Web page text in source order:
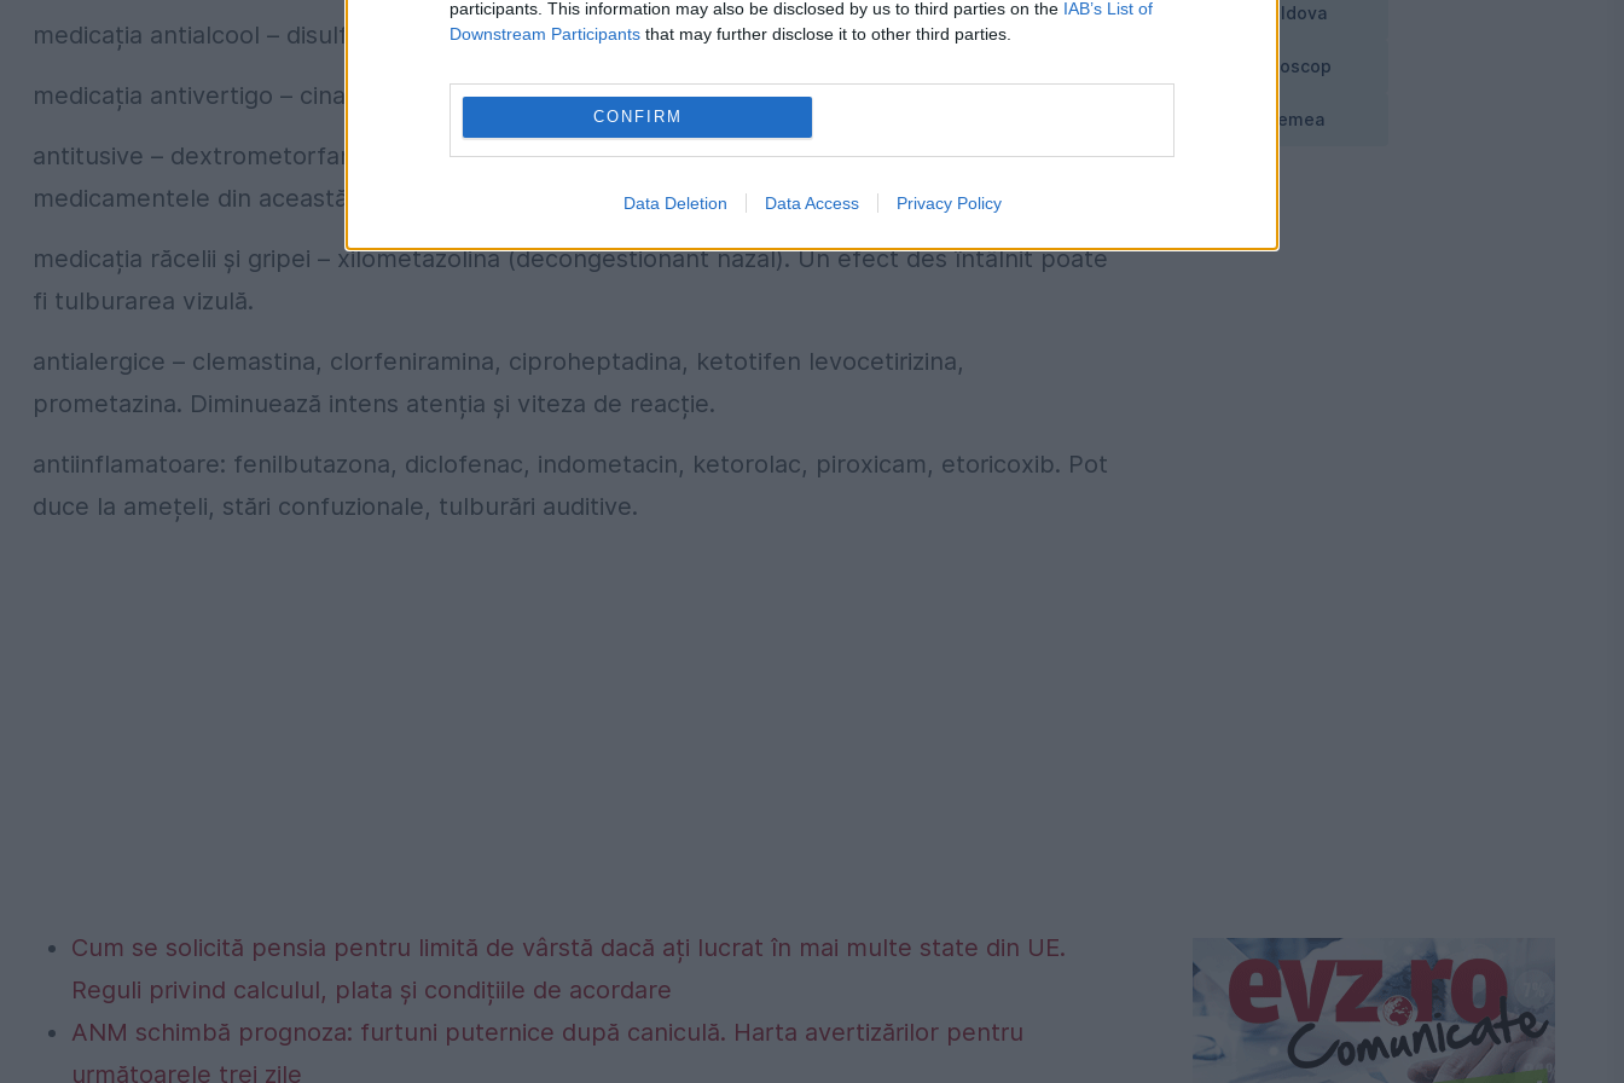
participants. This information may also be disclosed by us to third parties on the IAB’s List of
Downstream Participants that may further disclose it to other third parties.
CONFIRM
Data Deletion Data Access Privacy Policy
medicația antialcool – disulfiram
medicația antivertigo – cinarizina
antitusive – dextrometorfan. Aici ar trebui acordată o atenție deosebită, întrucât
medicamentele din această clasă pot conține alcool
medicația răcelii și gripei – xilometazolina (decongestionant nazal). Un efect des întâlnit poate
fi tulburarea vizulă.
antialergice – clemastina, clorfeniramina, ciproheptadina, ketotifen levocetirizina,
prometazina. Diminuează intens atenția și viteza de reacție.
antiinflamatoare: fenilbutazona, diclofenac, indometacin, ketorolac, piroxicam, etoricoxib. Pot
duce la amețeli, stări confuzionale, tulburări auditive.
Cum se solicită pensia pentru limită de vârstă dacă ați lucrat în mai multe state din UE.
Reguli privind calculul, plata și condițiile de acordare
ANM schimbă prognoza: furtuni puternice după caniculă. Harta avertizărilor pentru
următoarele trei zile
Moldova
Horoscop
Vremea